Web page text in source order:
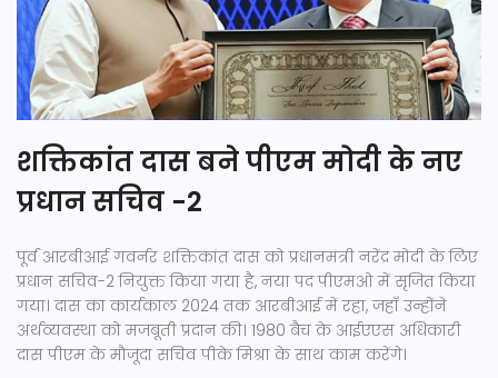
शक्तिकांत दास बने पीएम मोदी के नए
प्रधान सचिव -2
पूर्व आरबीआई गवर्नर शक्तिकांत दास को प्रधानमंत्री नरेंद्र मोदी के लिए
प्रधान सचिव-2 नियुक्त किया गया है, नया पद पीएमओ में सृजित किया
गया। दास का कार्यकाल 2024 तक आरबीआई में रहा, जहाँ उन्होंने
अर्थव्यवस्था को मजबूती प्रदान की। 1980 बैच के आईएएस अधिकारी
दास पीएम के मौजूदा सचिव पीके मिश्रा के साथ काम करेंगे।